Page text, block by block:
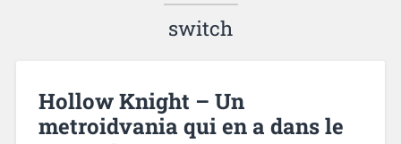
switch
Hollow Knight – Un
metroidvania qui en a dans le